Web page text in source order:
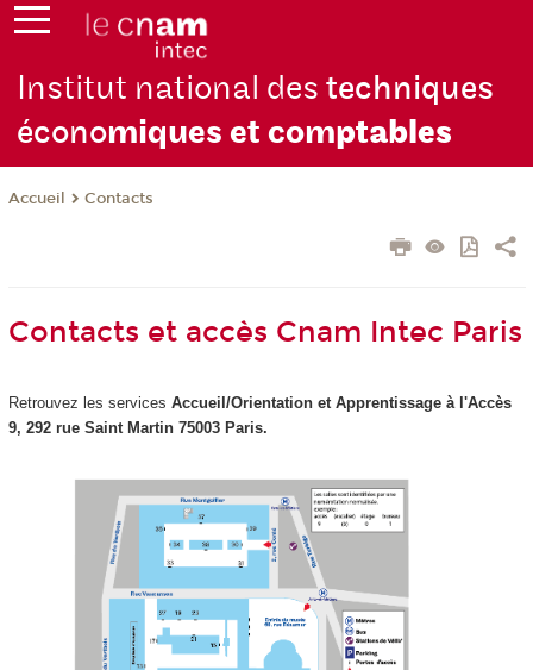
Institut national destechniques
économiques et comptables
Accueil Contacts
Contacts et accès Cnam Intec Paris
Retrouvez les services Accueil/Orientation et Apprentissage à l'Accès
9, 292 rue Saint Martin 75003 Paris.